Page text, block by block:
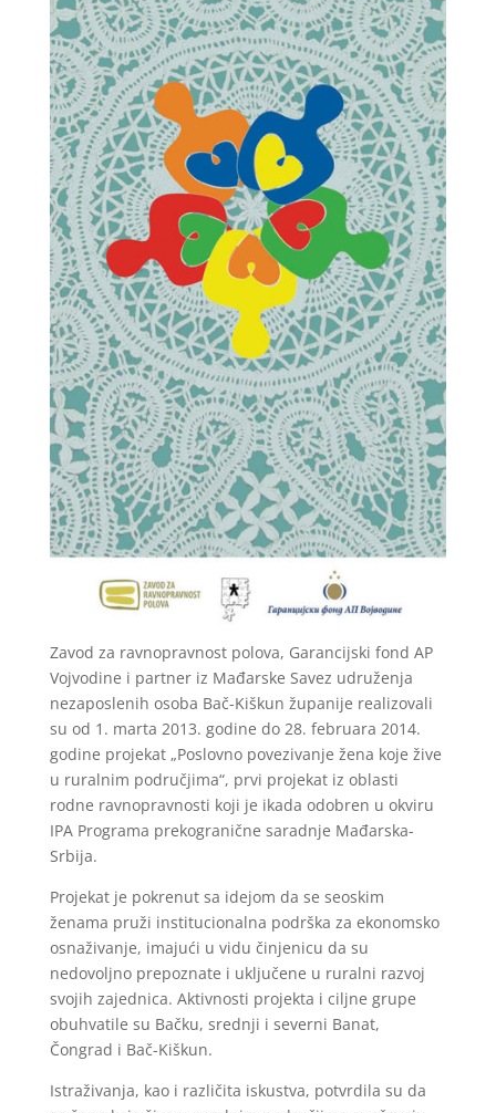
Zavod za ravnopravnost polova, Garancijski fond AP
Vojvodine i partner iz Mađarske Savez udruženja
nezaposlenih osoba Bač-Kiškun županije realizovali
su od 1. marta 2013. godine do 28. februara 2014.
godine projekat „Poslovno povezivanje žena koje žive
u ruralnim područjima“, prvi projekat iz oblasti
rodne ravnopravnosti koji je ikada odobren u okviru
IPA Programa prekogranične saradnje Mađarska-
Srbija.
Projekat je pokrenut sa idejom da se seoskim
ženama pruži institucionalna podrška za ekonomsko
osnaživanje, imajući u vidu činjenicu da su
nedovoljno prepoznate i uključene u ruralni razvoj
svojih zajednica. Aktivnosti projekta i ciljne grupe
obuhvatile su Bačku, srednji i severni Banat,
Čongrad i Bač-Kiškun.
Istraživanja, kao i različita iskustva, potvrdila su da